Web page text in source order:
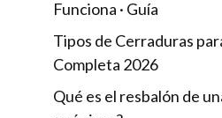
Funciona · Guía
Tipos de Cerraduras
Completa 2026
Qué es el resbalón de